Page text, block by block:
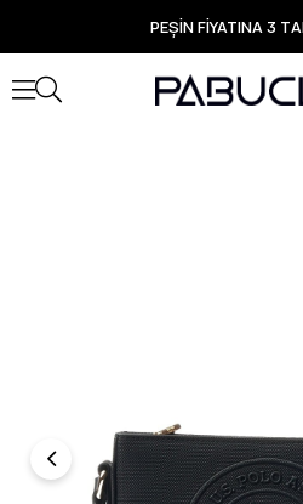
PEŞİN FİYATINA 3
TÜM ÜRÜNLERDE
Yeni Sezon Ürünlerde
Seçili Ürünlerde